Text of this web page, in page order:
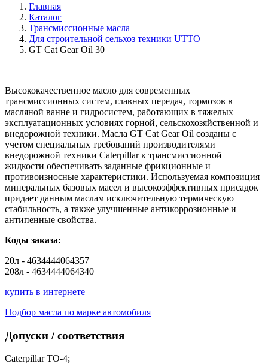
Главная
Каталог
Трансмиссионные масла
Для строительной сельхоз техники UTTO
GT Cat Gear Oil 30
Высококачественное масло для современных
трансмиссионных систем, главных передач, тормозов в
масляной ванне и гидросистем, работающих в тяжелых
эксплуатационных условиях горной, сельскохозяйственной и
внедорожной техники. Масла GT Сat Gear Oil созданы с
учетом специальных требований производителями
внедорожной техники Caterpillar к трансмиссионной
жидкости обеспечивать заданные фрикционные и
противоизносные характеристики. Используемая композиция
минеральных базовых масел и высокоэффективных присадок
придает данным маслам исключительную термическую
стабильность, а также улучшенные антикоррозионные и
антипенные свойства.
Коды заказа:
20л - 4634444064357
208л - 4634444064340
купить в интернете
Подбор масла по марке автомобиля
Допуски / соответствия
Caterpillar TO-4;